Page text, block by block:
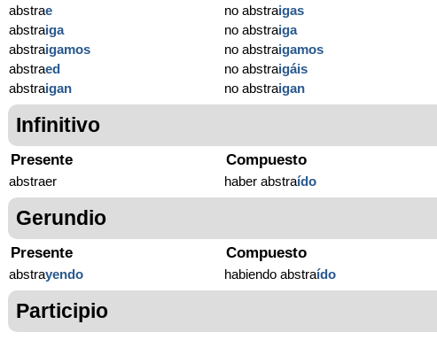
abstrae
abstraiga
abstraigamos
abstraed
abstraigan
no abstraigas
no abstraiga
no abstraigamos
no abstraigáis
no abstraigan
Infinitivo
Presente
abstraer
Compuesto
haber abstraído
Gerundio
Presente
abstrayendo
Compuesto
habiendo abstraído
Participio